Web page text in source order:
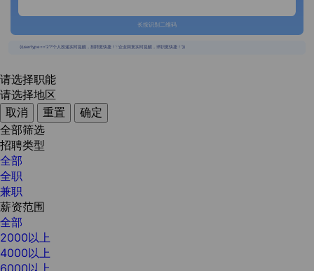
长按识别二维码
{{usertype=='2'?'个人投递实时提醒，招聘更快捷！':'企业回复实时提醒，求职更快捷！'}}
请选择职能
请选择地区
取消
重置
确定
全部筛选
招聘类型
全部
全职
兼职
薪资范围
全部
2000以上
4000以上
6000以上